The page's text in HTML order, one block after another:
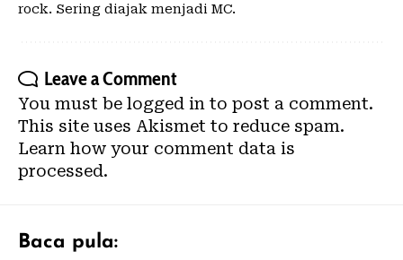
rock. Sering diajak menjadi MC.
Leave a Comment
You must be logged in to post a comment.
This site uses Akismet to reduce spam.
Learn how your comment data is
processed.
Baca pula: